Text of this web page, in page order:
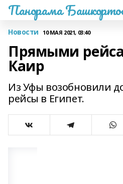
Панорама
Новости 10 МАЯ 2021, 03:40
Прямыми
Каир
Из Уфы возобновили
рейсы в Египет.